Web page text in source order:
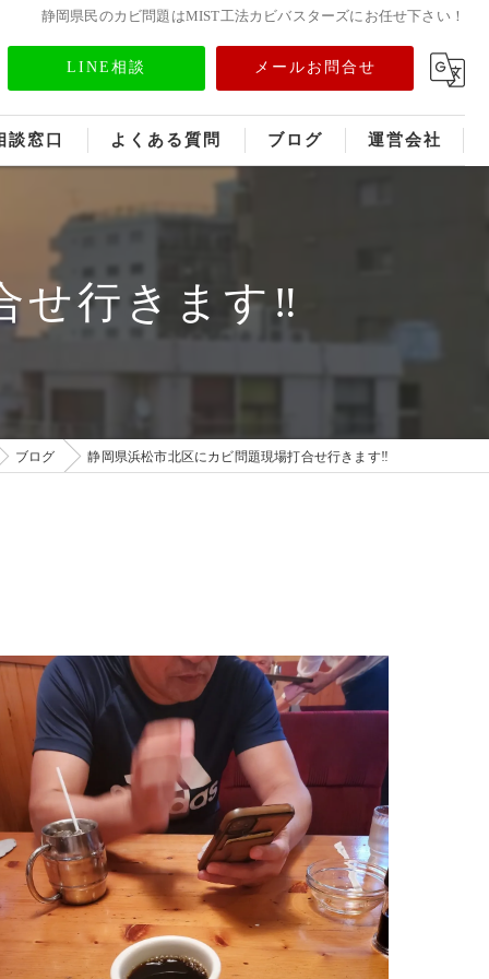
静岡県民のカビ問題はMIST工法カビバスターズにお任せ下さい！
LINE相談 メールお問合せ
談窓口 よくある質問 ブログ 運営会社
せ行きます‼️
ブログ 静岡県浜松市北区にカビ問題現場打合せ行きます‼️